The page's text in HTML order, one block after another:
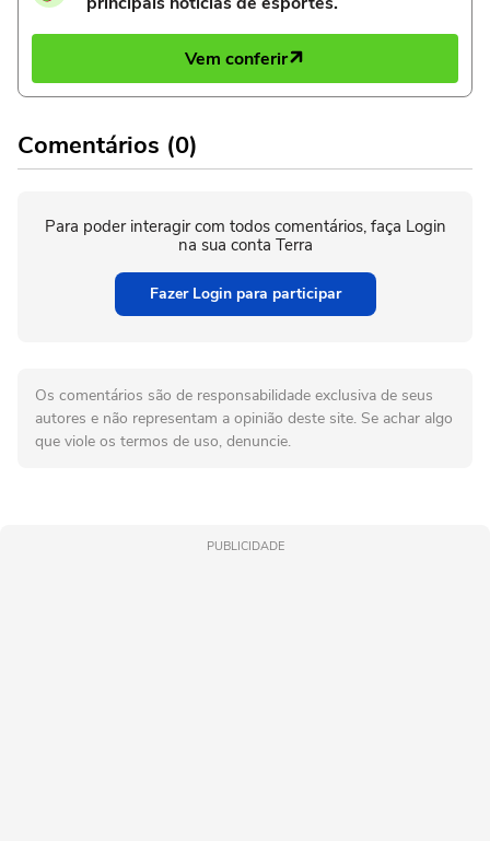
Vem conferir
Comentários (0)
Para poder interagir com todos comentários, faça Login
na sua conta Terra
Fazer Login para participar
Os comentários são de responsabilidade exclusiva de seus
autores e não representam a opinião deste site. Se achar algo
que viole os termos de uso, denuncie.
PUBLICIDADE